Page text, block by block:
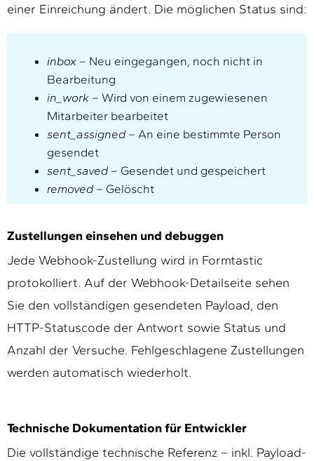
einer Einreichung ändert. Die möglichen Status sind:
inbox – Neu eingegangen, noch nicht in
Bearbeitung
in_work – Wird von einem zugewiesenen
Mitarbeiter bearbeitet
sent_assigned – An eine bestimmte Person
gesendet
sent_saved – Gesendet und gespeichert
removed – Gelöscht
Zustellungen einsehen und debuggen
Jede Webhook-Zustellung wird in Formtastic
protokolliert. Auf der Webhook-Detailseite sehen
Sie den vollständigen gesendeten Payload, den
HTTP-Statuscode der Antwort sowie Status und
Anzahl der Versuche. Fehlgeschlagene Zustellungen
werden automatisch wiederholt.
Technische Dokumentation für Entwickler
Die vollständige technische Referenz – inkl. Payload-